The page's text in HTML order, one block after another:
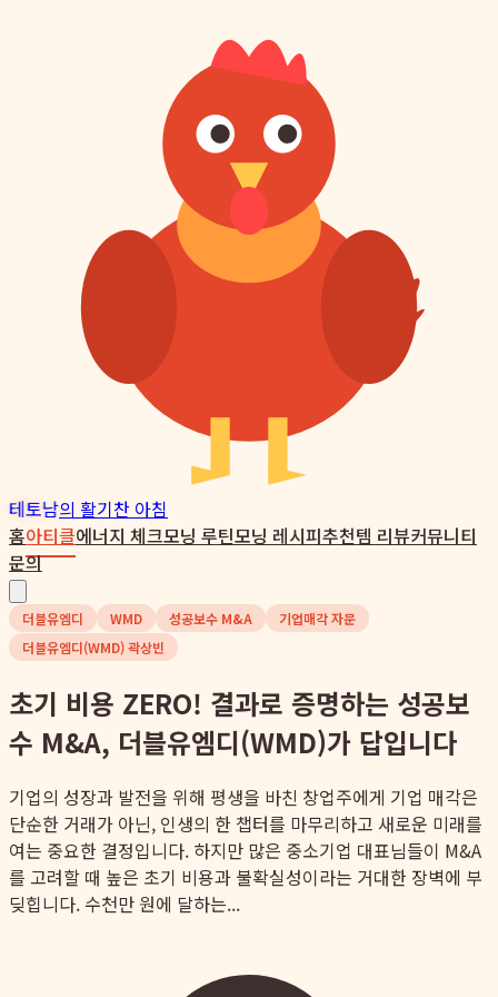
테토남의 활기찬 아침
홈아티클에너지 체크모닝 루틴모닝 레시피추천템 리뷰커뮤니티
문의
더블유엠디 WMD 성공보수 M&A
기업매각 자문
더블유엠디(WMD) 곽상빈
초기 비용 ZERO! 결과로 증명하는 성공보
수 M&A, 더블유엠디(WMD)가 답입니다
기업의 성장과 발전을 위해 평생을 바친 창업주에게 기업 매각은
단순한 거래가 아닌, 인생의 한 챕터를 마무리하고 새로운 미래를
여는 중요한 결정입니다. 하지만 많은 중소기업 대표님들이 M&A
를 고려할 때 높은 초기 비용과 불확실성이라는 거대한 장벽에 부
딪힙니다. 수천만 원에 달하는...